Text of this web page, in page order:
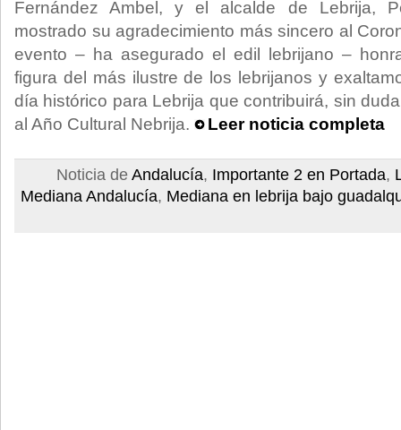
Fernández Ambel, y el alcalde de Lebrija,
mostrado su agradecimiento más sincero al
evento – ha asegurado el edil lebrijano –
figura del más ilustre de los lebrijanos y
día histórico para Lebrija que contribuirá, sin
al Año Cultural Nebrija.
Leer noticia completa
Noticia de Andalucía, Importante 2 en Portada,
Mediana Andalucía, Mediana en lebrija bajo